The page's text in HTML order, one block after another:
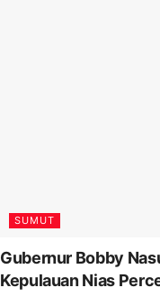
SUMUT
Gubernur Bobby
Kepulauan Nias